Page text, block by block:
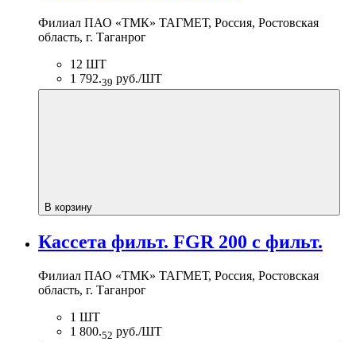
Филиал ПАО «ТМК» ТАГМЕТ, Россия, Ростовская
область, г. Таганрог
12 ШТ
1 792.39 руб./ШТ
В корзину
Кассета фильт. FGR 200 с фильт.
Филиал ПАО «ТМК» ТАГМЕТ, Россия, Ростовская
область, г. Таганрог
1 ШТ
1 800.52 руб./ШТ